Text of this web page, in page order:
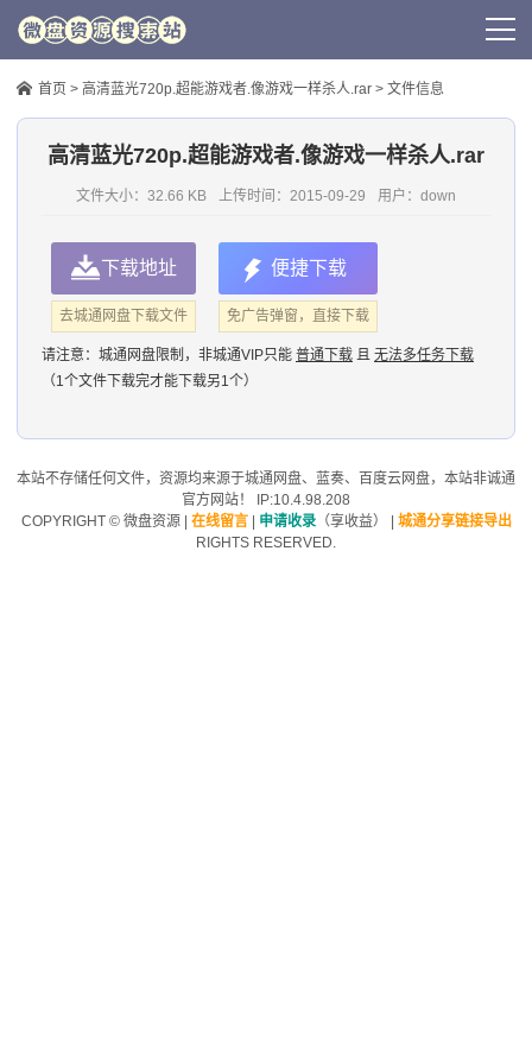
首页 > 高清蓝光720p.超能游戏者.像游戏一样杀人.rar > 文件信息
高清蓝光720p.超能游戏者.像游戏一样杀人.rar
文件大小：32.66 KB 上传时间： 2015-09-29 用户： down
下载地址
去城通网盘下载文件
便捷下载
免广告弹窗，直接下载
请注意： 城通网盘限制，非城通VIP只能 普通下载 且 无法多任务下载
（1个文件下载完才能下载另1个）
本站不存储任何文件，资源均来源于城通网盘、蓝奏、 百度云网盘，本站非诚通
官方网站！ IP:10.4.98.208
COPYRIGHT © 微盘资源| 在线留言| 申请收录（享收益）
城通分享链接导出
RIGHTS RESERVED.